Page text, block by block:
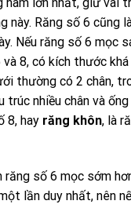
hàm lớn nhất, giữ vai
Răng số 6 cũng
Nếu răng số 6 mọc
8, có kích thước
thường có 2 chân,
trúc nhiều chân và
8, hay răng khôn, là
số 6 mọc sớm
lần duy nhất, nên